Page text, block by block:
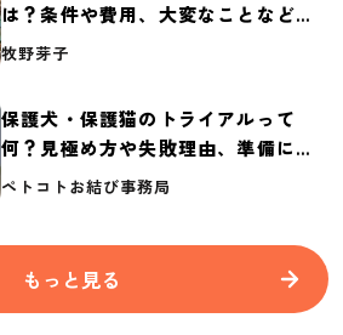
は？条件や費用、大変なことなど紹
介
牧野芽子
保護犬・保護猫のトライアルって
何？見極め方や失敗理由、準備に必
要なものを紹介
ペトコトお結び事務局
もっと見る